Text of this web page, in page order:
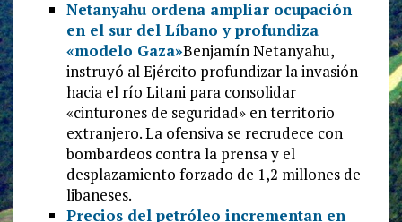
Netanyahu ordena ampliar ocupación
en el sur del Líbano y profundiza
«modelo Gaza»Benjamín Netanyahu,
instruyó al Ejército profundizar la invasión
hacia el río Litani para consolidar
«cinturones de seguridad» en territorio
extranjero. La ofensiva se recrudece con
bombardeos contra la prensa y el
desplazamiento forzado de 1,2 millones de
libaneses.
Precios del petróleo incrementan en